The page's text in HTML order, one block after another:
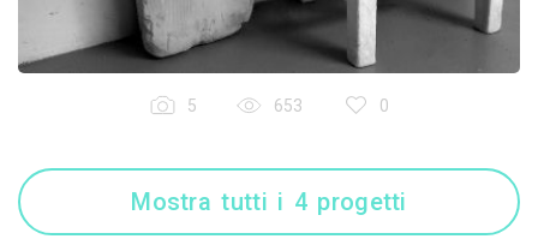
5 653 0
Mostra tutti i 4 progetti